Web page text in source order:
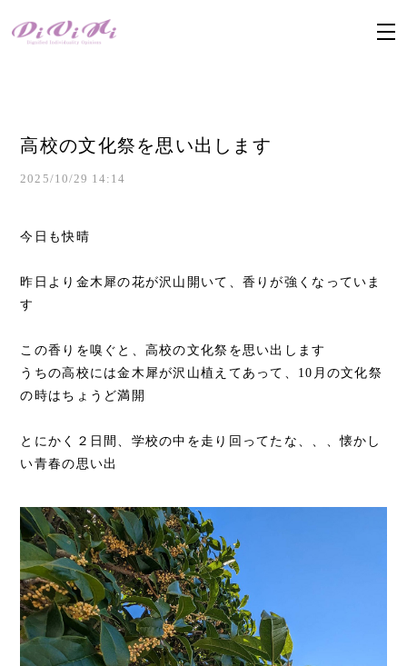
高校の文化祭を思い出します
2025/10/29 14:14
今日も快晴
昨日より金木犀の花が沢山開いて、香りが強くなっていま
す
この香りを嗅ぐと、高校の文化祭を思い出します
うちの高校には金木犀が沢山植えてあって、10月の文化祭
の時はちょうど満開
とにかく２日間、学校の中を走り回ってたな、、、懐かし
い青春の思い出